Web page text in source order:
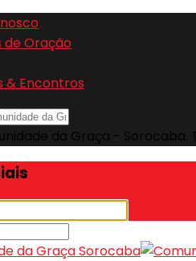
de Oração
& Encontros
da Graça - Sorocaba.